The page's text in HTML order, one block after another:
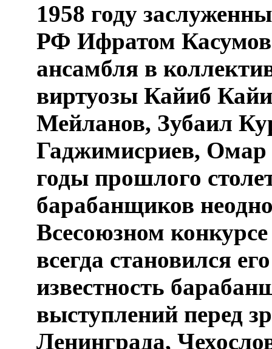
1958 году
РФ Ифратом
ансамбля в
виртуозы Кайиб
Мейланов, Зубаил
Гаджимисриев, Омар
годы прошлого
барабанщиков
Всесоюзном
всегда становился
известность
выступлений перед
Ленинграда,